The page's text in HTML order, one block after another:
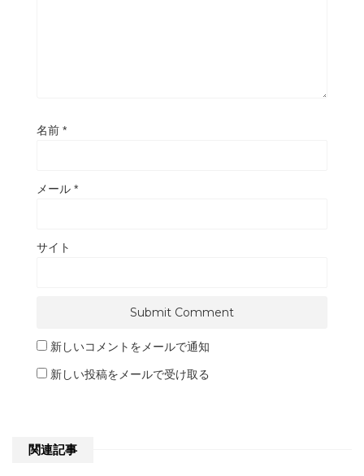
名前 *
メール *
サイト
新しいコメントをメールで通知
新しい投稿をメールで受け取る
関連記事